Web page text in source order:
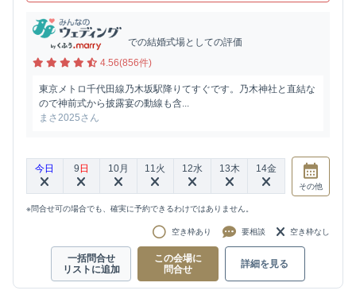
での結婚式場としての評価
4.56(856件)
東京メトロ千代田線乃木坂駅降りてすぐです。乃木神社と直結な
ので神前式から披露宴の動線も含...
まさ2025さん
今日 9 日 10月 11火 12水 13木 14金
その他
※問合せ可の場合でも、確実に予約できるわけではありません。
空き枠あり 要相談 空き枠なし
一括問合せ
リストに追加
この会場に
問合せ
詳細を見る